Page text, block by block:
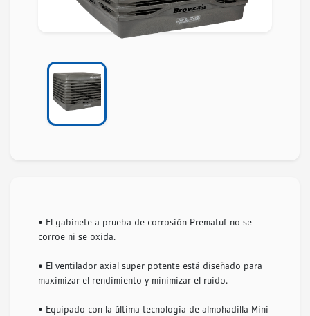
• El gabinete a prueba de corrosión Prematuf no se
corroe ni se oxida.
• El ventilador axial super potente está diseñado para
maximizar el rendimiento y minimizar el ruido.
• Equipado con la última tecnología de almohadilla Mini-